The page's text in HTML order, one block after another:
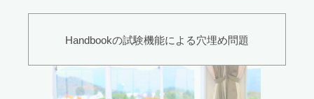
Handbookの試験機能による穴埋め問題